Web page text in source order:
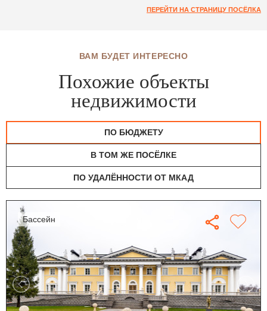
ПЕРЕЙТИ НА СТРАНИЦУ ПОСЁЛКА
ВАМ БУДЕТ ИНТЕРЕСНО
Похожие объекты
недвижимости
ПО БЮДЖЕТУ
В ТОМ ЖЕ ПОСЁЛКЕ
ПО УДАЛЁННОСТИ ОТ МКАД
бассейн